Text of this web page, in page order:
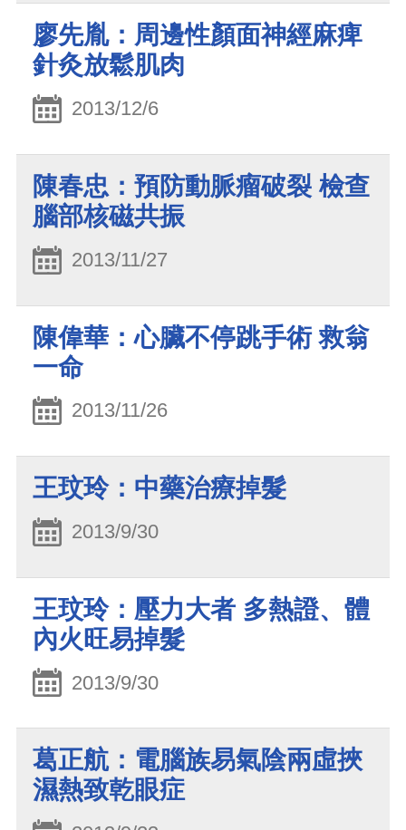
廖先胤：周邊性顏面神經麻痺
針灸放鬆肌肉
2013/12/6
陳春忠：預防動脈瘤破裂 檢查
腦部核磁共振
2013/11/27
陳偉華：心臟不停跳手術 救翁
一命
2013/11/26
王玟玲：中藥治療掉髮
2013/9/30
王玟玲：壓力大者 多熱證、體
內火旺易掉髮
2013/9/30
葛正航：電腦族易氣陰兩虛挾
濕熱致乾眼症